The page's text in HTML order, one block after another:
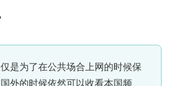
是为了在公共场合上网的时候保
外的时候依然可以收看本国频